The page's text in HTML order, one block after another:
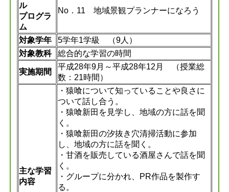
ル
プログラ
ム
No．11 地域景観プランナーになろう
対象学年
5学年1学級 （9人）
対象教科
総合的な学習の時間
実施期間
平成28年9月～平成28年12月 （授業総
数：21時間）
主な学習
内容
・猿喰について知っていることや良さに
ついて話し合う。
・猿喰新田を見学し、地域の方に話を聞
く。
・猿喰新田の汐抜き穴清掃活動に参加
し、地域の方に話を聞く。
・甘酒を販売している酒屋さんで話を聞
く。
・グループに分かれ、PR作品を製作す
る。